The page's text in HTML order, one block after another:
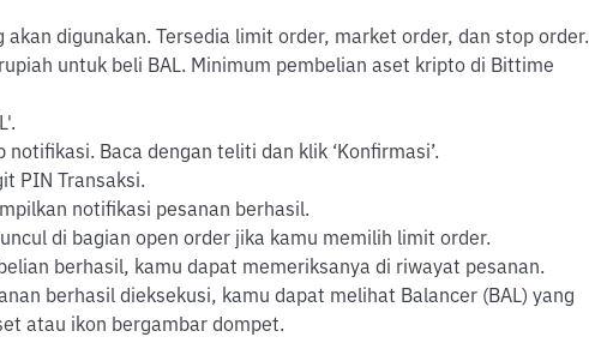
akan digunakan. Tersedia limit order, market order, dan stop order.
untuk beli BAL. Minimum pembelian aset kripto di Bittime
notifikasi. Baca dengan teliti dan klik ‘Konfirmasi’.
PIN Transaksi.
notifikasi pesanan berhasil.
di bagian open order jika kamu memilih limit order.
berhasil, kamu dapat memeriksanya di riwayat pesanan.
berhasil dieksekusi, kamu dapat melihat Balancer (BAL) yang
atau ikon bergambar dompet.